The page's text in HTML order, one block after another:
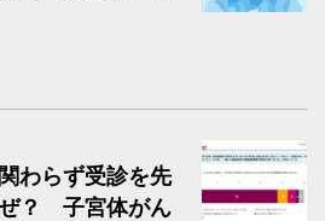
わらず受診を先
？ 子宮体がん